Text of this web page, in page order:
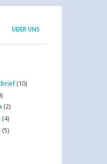
ÜBER UNS
(10)
(2)
(4)
(5)